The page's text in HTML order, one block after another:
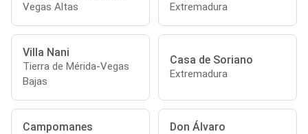
Vegas Altas Extremadura
Villa Nani
Tierra de Mérida-Vegas
Bajas
Casa de Soriano
Extremadura
Campomanes Don Álvaro